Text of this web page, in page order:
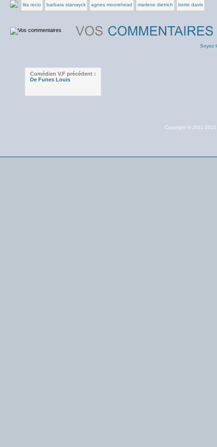
lita recio barbara stanwyck agnes moorehead marlene dietrich bette davis
Soyez
Comédien V.F précédent :
De Funes Louis
Copyright © 2011-